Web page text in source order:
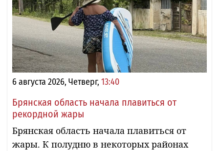
6 августа 2026, Четверг, 13:40
Брянская область начала плавиться от
рекордной жары
Брянская область начала плавиться от
жары. К полудню в некоторых районах